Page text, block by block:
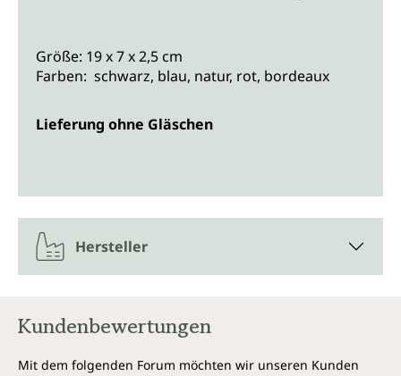
Größe: 19 x 7 x 2,5 cm
Farben: schwarz, blau, natur, rot, bordeaux
Lieferung ohne Gläschen
Hersteller
Kundenbewertungen
Mit dem folgenden Forum möchten wir unseren Kunden